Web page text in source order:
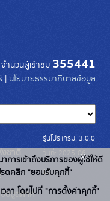
จำนวนผู้เข้าชม 355441
| นโยบายธรรมาภิบาลข้อมูล
ชาติ
อมูลภาค
รุ่นโปรแกรม: 3.0.0
วันที่: 2025-06-
10
การเข้าถึงบริการของผู้ใช้ให้ดี
รดคลิก "ยอมรับคุกกี้"
า โดยไปที่ "การตั้งค่าคุกกี้"
x